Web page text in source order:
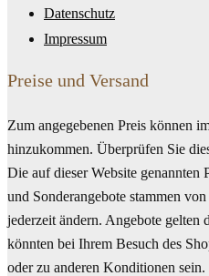
Datenschutz
Impressum
Preise und Versand
Zum angegebenen Preis können
hinzukommen. Überprüfen Sie
Die auf dieser Website genannten
und Sonderangebote stammen
jederzeit ändern. Angebote gelten
könnten bei Ihrem Besuch des
oder zu anderen Konditionen